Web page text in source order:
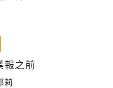
報之前
莉